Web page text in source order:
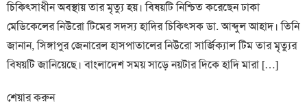
চিকিৎসাধীন অবস্থায় তার মৃত্যু হয়। বিষয়টি নিশ্চিত করেছেন ঢাকা
মেডিকেলের নিউরো টিমের সদস্য হাদির চিকিৎসক ডা. আব্দুল আহাদ। তিনি
জানান, সিঙ্গাপুর জেনারেল হাসপাতালের নিউরো সার্জিক্যাল টিম তার মৃত্যুর
বিষয়টি জানিয়েছে। বাংলাদেশ সময় সাড়ে নয়টার দিকে হাদি মারা […]
শেয়ার করুন